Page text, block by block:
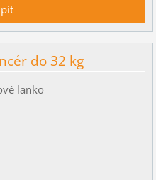
do 32 kg
lanko